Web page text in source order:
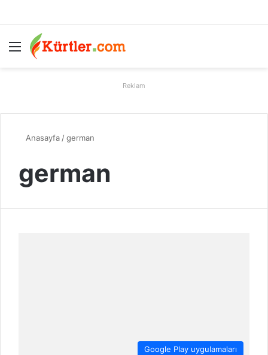
Menü
Reklam
Anasayfa /german
german
Google Play uygulamaları